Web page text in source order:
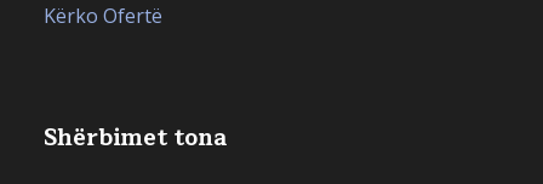
Kërko Ofertë
Shërbimet tona